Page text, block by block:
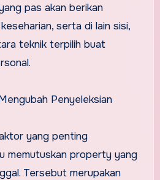
pas akan berikan
serta di lain sisi,
teknik terpilih buat
Penyeleksian
yang penting
memutuskan property yang
Tersebut merupakan